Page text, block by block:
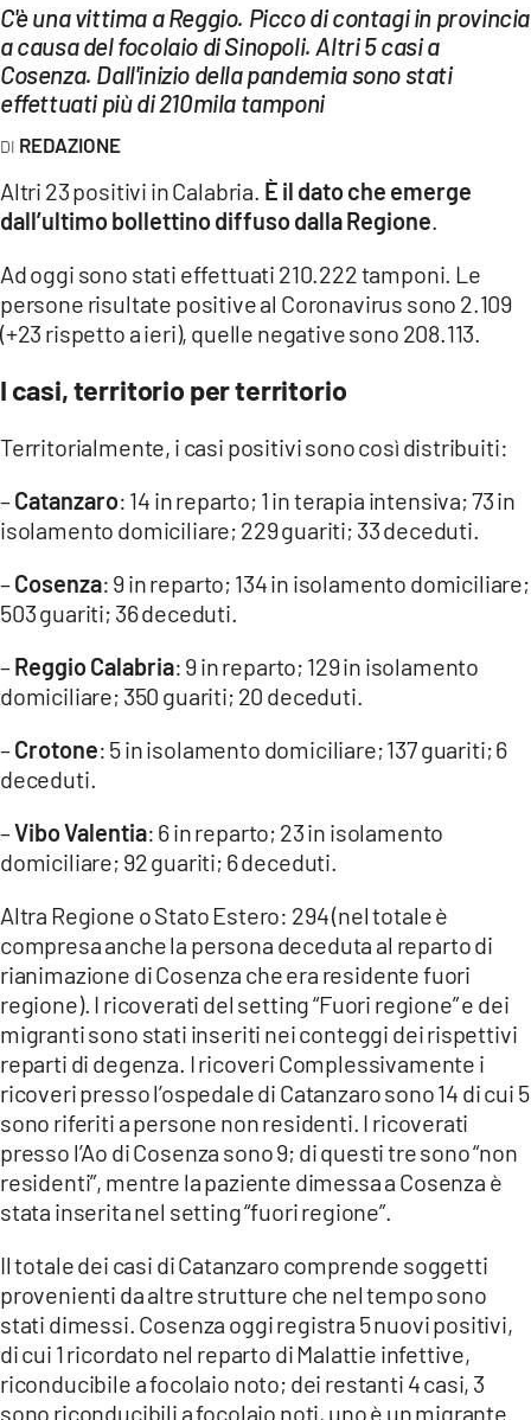
LAC TV
LAC NETWORK
LAC ONAIR
LaC
Network
LACTV.IT
LACONAIR.IT
LACITYMAG.IT
ILREGGINO.IT
COSENZACHANNEL.IT
CATANZAROCHANNEL.IT
LACAPITALENEWS.IT
ANDROID
C'è una vittima a Reggio. Picco di contagi in provincia
a causa del focolaio di Sinopoli. Altri 5 casi a
Cosenza. Dall'inizio della pandemia sono stati
effettuati più di 210mila tamponi
REDAZIONE
Altri 23 positivi in Calabria. È il dato che emerge
dall’ultimo bollettino diffuso dalla Regione
Ad oggi sono stati effettuati 210.222 tamponi. Le
persone risultate positive al Coronavirus sono 2.109
(+23 rispetto a ieri), quelle negative sono 208.113.
I casi, territorio per territorio
Territorialmente, i casi positivi sono così distribuiti:
–Catanzaro: 14 in reparto; 1 in terapia intensiva; 73 in
isolamento domiciliare; 229 guariti; 33 deceduti.
–Cosenza: 9 in reparto; 134 in isolamento domiciliare;
503 guariti; 36 deceduti.
–Reggio Calabria: 9 in reparto; 129 in isolamento
domiciliare; 350 guariti; 20 deceduti.
–Crotone: 5 in isolamento domiciliare; 137 guariti; 6
deceduti.
–Vibo Valentia: 6 in reparto; 23 in isolamento
domiciliare; 92 guariti; 6 deceduti.
Altra Regione o Stato Estero: 294 (nel totale è
compresa anche la persona deceduta al reparto di
rianimazione di Cosenza che era residente fuori
regione). I ricoverati del setting “Fuori regione” e dei
migranti sono stati inseriti nei conteggi dei rispettivi
reparti di degenza. I ricoveri Complessivamente i
ricoveri presso l’ospedale di Catanzaro sono 14 di cui 5
sono riferiti a persone non residenti. I ricoverati
presso l’Ao di Cosenza sono 9; di questi tre sono “non
residenti”, mentre la paziente dimessa a Cosenza è
stata inserita nel setting “fuori regione”.
Il totale dei casi di Catanzaro comprende soggetti
provenienti da altre strutture che nel tempo sono
stati dimessi. Cosenza oggi registra 5 nuovi positivi,
di cui 1 ricordato nel reparto di Malattie infettive,
riconducibile a focolaio noto; dei restanti 4 casi, 3
sono riconducibili a focolaio noti, uno è un migrante